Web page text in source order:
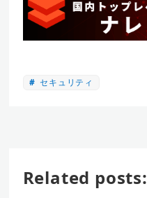
セキュリティ
Related posts: